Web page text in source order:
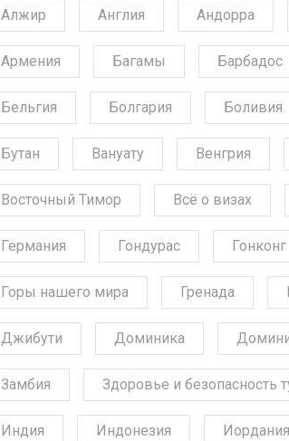
Алжир Англия Андорра
Армения Багамы Барбадос
Бельгия Болгария Боливия
Бутан Вануату Венгрия
Восточный Тимор Всё о визах
Германия Гондурас Гонконг
Горы нашего мира Гренада
Джибути Доминика
Замбия Здоровье и безопасность
Индия Индонезия Иордания